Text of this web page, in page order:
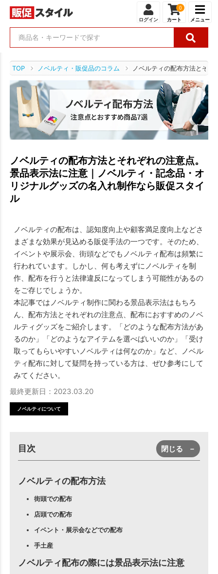
ログイン
0
カート メニュー
TOP ノベルティ・販促品のコラム ノベルティの配布方法とそ
ノベルティの配布方法とそれぞれの注意点。
景品表示法に注意｜ノベルティ・記念品・オ
リジナルグッズの名入れ制作なら販促スタイ
ル
ノベルティの配布は、認知度向上や顧客満足度向上などさ
まざまな効果が見込める販促手法の一つです。そのため、
イベントや展示会、街頭などでもノベルティ配布は頻繁に
行われています。しかし、何も考えずにノベルティを制
作、配布を行うと法律違反になってしまう可能性があるの
をご存じでしょうか。
本記事ではノベルティ制作に関わる景品表示法はもちろ
ん、配布方法とそれぞれの注意点、配布におすすめのノベ
ルティグッズをご紹介します。「どのような配布方法があ
るのか」「どのようなアイテムを選べばいいのか」「受け
取ってもらいやすいノベルティは何なのか」など、ノベル
ティ配布に対して疑問を持っている方は、ぜひ参考にして
みてください。
最終更新日：2023.03.20
ノベルティについて
目次 閉じる －
ノベルティの配布方法
街頭での配布
店頭での配布
イベント・展示会などでの配布
手土産
ノベルティ配布の際には景品表示法に注意